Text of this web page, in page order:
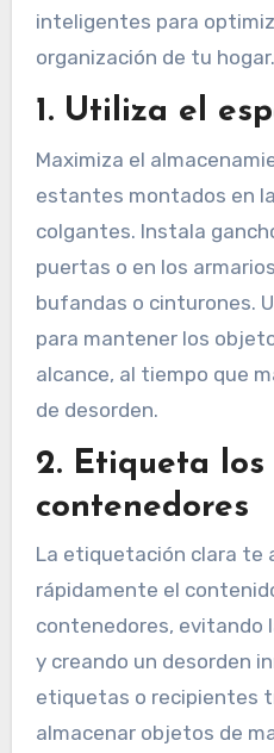
inteligentes para
organización de tu hogar.
1. Utiliza el
Maximiza el
estantes montados en
colgantes. Instala
puertas o en los
bufandas o cinturones.
para mantener los
alcance, al tiempo que
de desorden.
2. Etiqueta
contenedores
La etiquetación clara te
rápidamente el
contenedores, evitando
y creando un desorden
etiquetas o recipientes
almacenar objetos de